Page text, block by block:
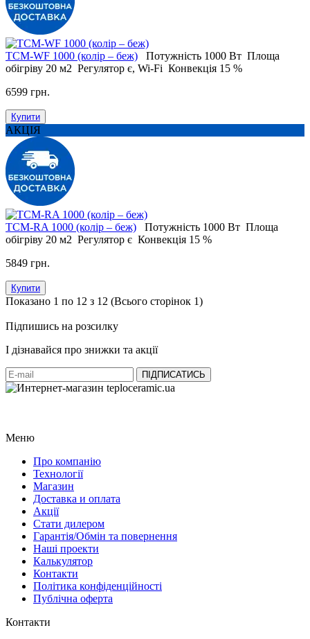
ТСМ-WF 1000 (колір – беж) Потужність 1000 Вт Площа
обігріву 20 м2 Регулятор є, Wi-Fi Конвекція 15 %
6599 грн.
Купити
АКЦІЯ
ТСМ-RA 1000 (колір – беж) Потужність 1000 Вт Площа
обігріву 20 м2 Регулятор є Конвекція 15 %
5849 грн.
Купити
Показано 1 по 12 з 12 (Всього сторінок 1)
Підпишись на розсилку
І дізнавайся про знижки та акції
Меню
Про компанію
Технології
Магазин
Доставка и оплата
Акції
Стати дилером
Гарантія/Обмін та повернення
Наші проекти
Калькулятор
Контакти
Політика конфіденційності
Публічна оферта
Контакти